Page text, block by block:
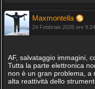
Maxmontella
24 Febbraio 2026 ore 9:24
AF, salvataggio immagini,
Tutta la parte elettronica
non è un gran problema, a
alta reattività dello